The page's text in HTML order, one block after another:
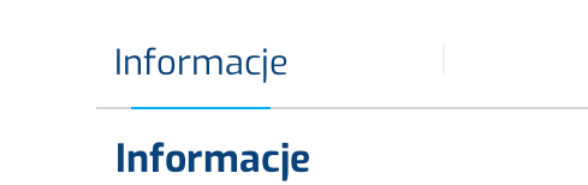
Informacje
Informacje